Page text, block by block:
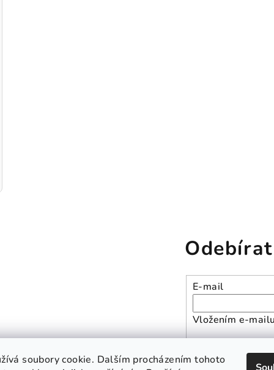
soubory cookie. Dalším procházením tohoto
E-mail
Vložením e-
Přihlásit se